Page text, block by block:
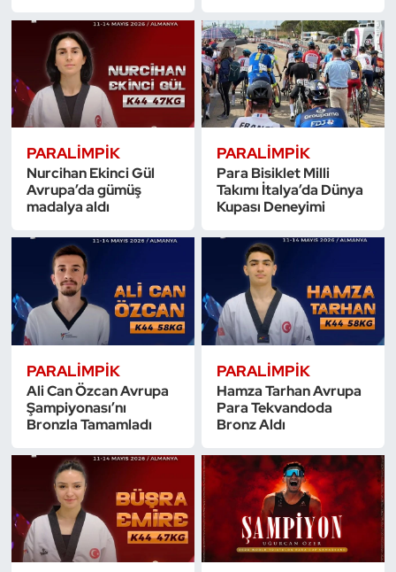
PARALIMPIK
Nurcihan Ekinci Gül
Avrupa’da gümüş
madalya aldı
PARALIMPIK
Para Bisiklet Milli
Takımı İtalya’da Dünya
Kupası Deneyimi
PARALIMPIK
Ali Can Özcan Avrupa
Şampiyonası’nı
Bronzla Tamamladı
PARALIMPIK
Hamza Tarhan Avrupa
Para Tekvandoda
Bronz Aldı
Halter
Hava Sporları
Hentbol
İşitme Engelli Sporcular
Judo ve Kuraş
Kano ve Rafting
Karate
Kayak
Kempo
Kick Boks
Kürek
Masa Tenisi
Modern Pentatlon